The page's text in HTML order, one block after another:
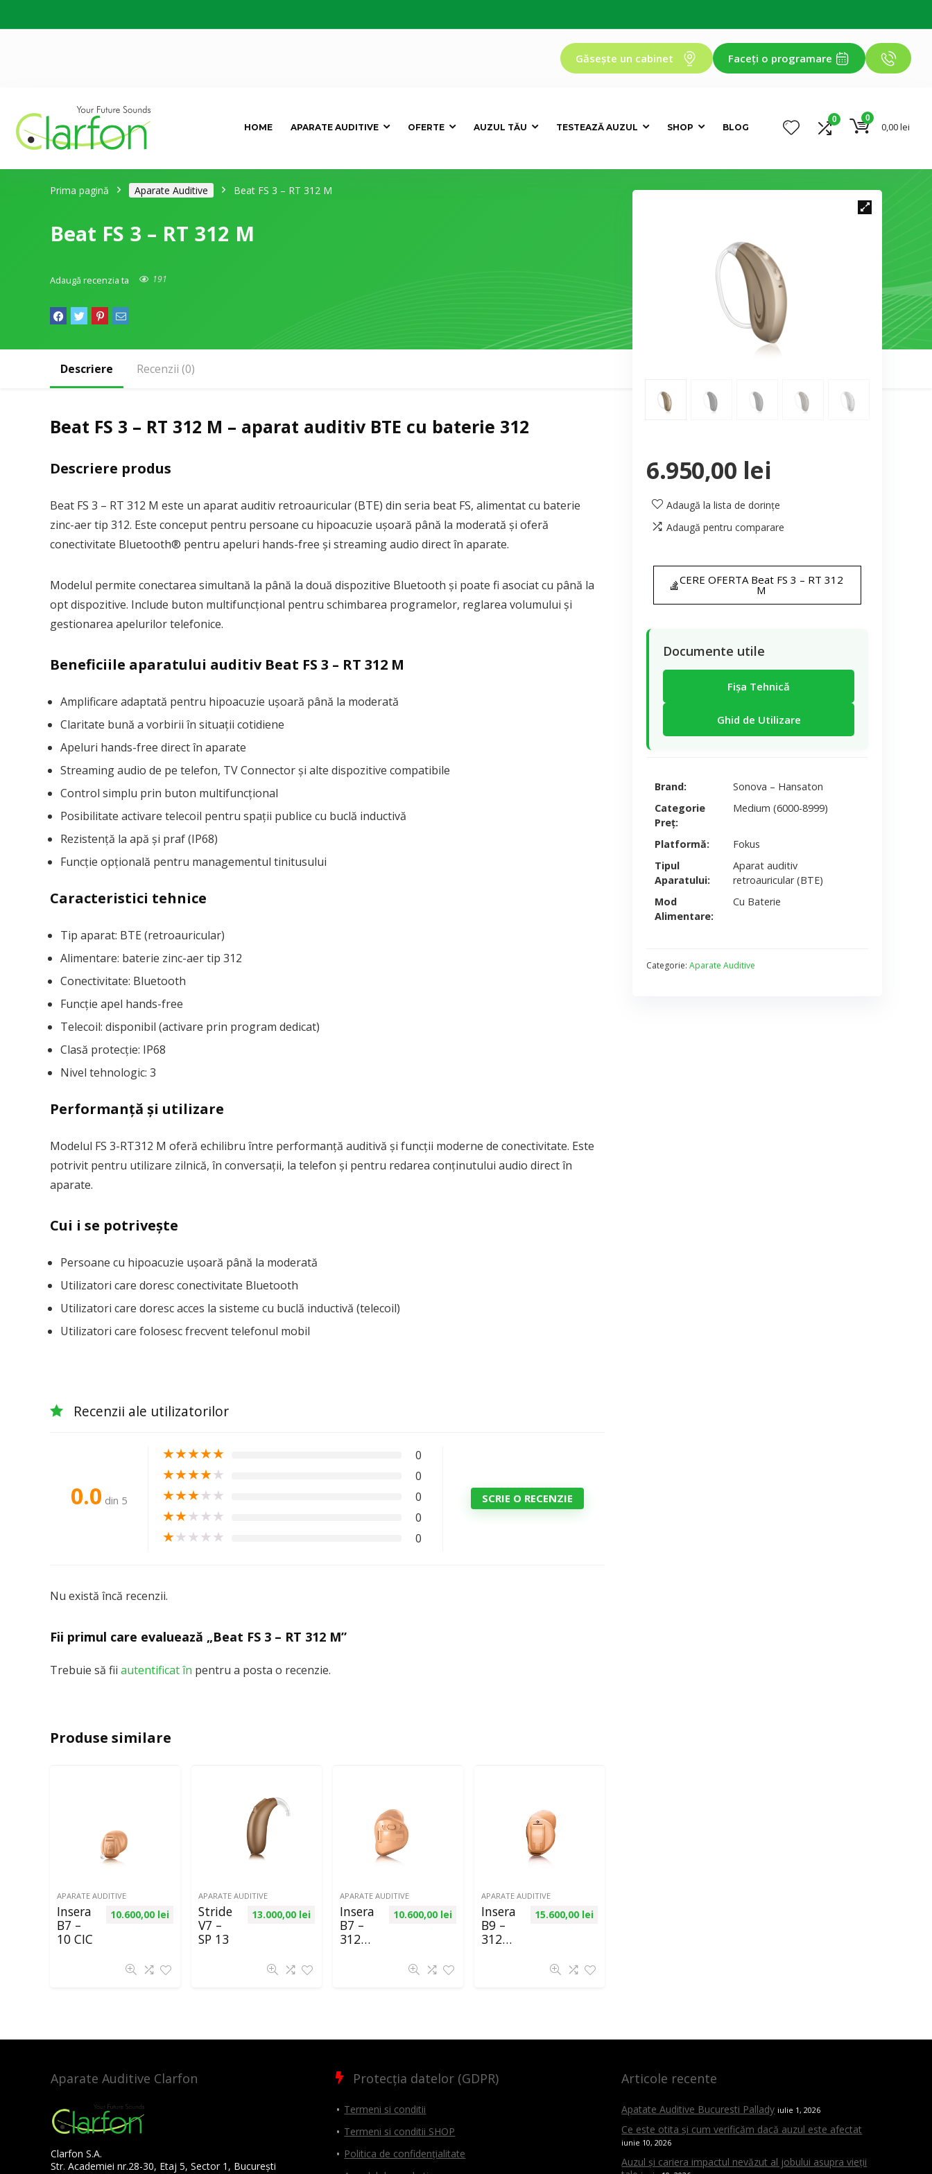
Găsește un cabinet Faceți o programare
HOME APARATE AUDITIVE OFERTE AUZUL TĂU TESTEAZĂ AUZUL SHOP BLOG
0 0
0,00lei
Prima pagină Aparate Auditive Beat FS 3 – RT 312 M
Beat FS 3 – RT 312 M
6.950,00 lei
Adaugă la lista de dorințe
Adaugă pentru comparare
CERE OFERTA Beat FS 3 – RT 312
M
Documente utile
Fișa Tehnică
Ghid de Utilizare
Brand
Sonova – Hansaton
Categorie
Preț
Medium (6000-8999)
Platformă
Fokus
Tipul
Aparatului
Aparat auditiv
retroauricular (BTE)
Mod
Alimentare
Cu Baterie
Categorie: Aparate Auditive
Adaugă recenzia ta 191
Descriere Recenzii (0)
Beat FS 3 – RT 312 M – aparat auditiv BTE cu baterie 312
Descriere produs
Beat FS 3 – RT 312 M este un aparat auditiv retroauricular (BTE) din seria beat FS, alimentat cu baterie
zinc-aer tip 312. Este conceput pentru persoane cu hipoacuzie ușoară până la moderată și oferă
conectivitate Bluetooth® pentru apeluri hands-free și streaming audio direct în aparate.
Modelul permite conectarea simultană la până la două dispozitive Bluetooth și poate fi asociat cu până la
opt dispozitive. Include buton multifuncțional pentru schimbarea programelor, reglarea volumului și
gestionarea apelurilor telefonice.
Beneficiile aparatului auditiv Beat FS 3 – RT 312 M
Amplificare adaptată pentru hipoacuzie ușoară până la moderată
Claritate bună a vorbirii în situații cotidiene
Apeluri hands-free direct în aparate
Streaming audio de pe telefon, TV Connector și alte dispozitive compatibile
Control simplu prin buton multifuncțional
Posibilitate activare telecoil pentru spații publice cu buclă inductivă
Rezistență la apă și praf (IP68)
Funcție opțională pentru managementul tinitusului
Caracteristici tehnice
Tip aparat: BTE (retroauricular)
Alimentare: baterie zinc-aer tip 312
Conectivitate: Bluetooth
Funcție apel hands-free
Telecoil: disponibil (activare prin program dedicat)
Clasă protecție: IP68
Nivel tehnologic: 3
Performanță și utilizare
Modelul FS 3-RT312 M oferă echilibru între performanță auditivă și funcții moderne de conectivitate. Este
potrivit pentru utilizare zilnică, în conversații, la telefon și pentru redarea conținutului audio direct în
aparate.
Cui i se potrivește
Persoane cu hipoacuzie ușoară până la moderată
Utilizatori care doresc conectivitate Bluetooth
Utilizatori care doresc acces la sisteme cu buclă inductivă (telecoil)
Utilizatori care folosesc frecvent telefonul mobil
Recenzii ale utilizatorilor
0.0 din 5
★★★★★ 0
★★★★★ 0
★★★★★ 0
★★★★★ 0
★★★★★ 0
SCRIE O RECENZIE
Nu există încă recenzii.
Fii primul care evaluează „Beat FS 3 – RT 312 M”
Trebuie să fii autentificat în pentru a posta o recenzie.
Produse similare
APARATE AUDITIVE
Insera
B7 –
10 CIC
10.600,00 lei
APARATE AUDITIVE
Stride
V7 –
SP 13
13.000,00 lei
APARATE AUDITIVE
Insera
B7 –
312
10.600,00 lei
APARATE AUDITIVE
Insera
B9 –
312
15.600,00 lei
Aparate Auditive Clarfon
Clarfon S.A.
Str. Academiei nr.28-30, Etaj 5, Sector 1, București
Protecția datelor (GDPR)
Termeni si conditii
Termeni si conditii SHOP
Politica de confidențialitate
Articole recente
Apatate Auditive Bucuresti Pallady iulie 1, 2026
Ce este otita și cum verificăm dacă auzul este afectat
iunie 10, 2026
Auzul și cariera impactul nevăzut al jobului asupra vieții